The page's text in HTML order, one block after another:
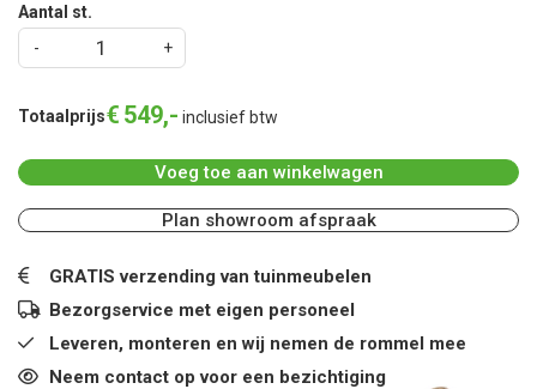
Aantal st.
Totaalprijs€ 549,- inclusief btw
Voeg toe aan winkelwagen
Plan showroom afspraak
GRATIS verzending van tuinmeubelen
Bezorgservice met eigen personeel
Leveren, monteren en wij nemen de rommel mee
Neem contact op voor een bezichtiging